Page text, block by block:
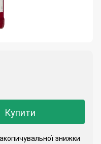
Купити
знижки